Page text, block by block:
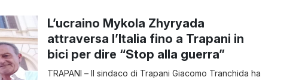
L’ucraino Mykola Zhyryada
attraversa l’Italia fino a Trapani in
bici per dire “Stop alla guerra”
TRAPANI – Il sindaco di Trapani Giacomo Tranchida ha